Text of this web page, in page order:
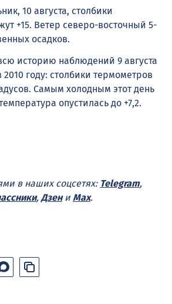
10 августа, столбики
+15. Ветер северо-восточный 5-
осадков.
историю наблюдений 9 августа
году: столбики термометров
Самым холодным этот день
опустилась до +7,2.
в наших соцсетях: Telegram,
, Дзени Max.